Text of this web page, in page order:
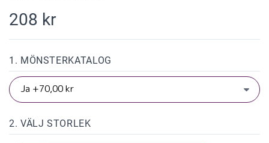
208 kr
1. MÖNSTERKATALOG
2. VÄLJ STORLEK